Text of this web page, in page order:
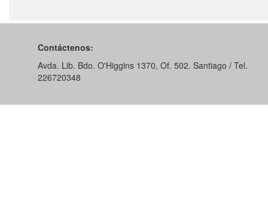
Contáctenos:
Avda. Lib. Bdo. O'Higgins 1370, Of. 502. Santiago / Tel.
226720348